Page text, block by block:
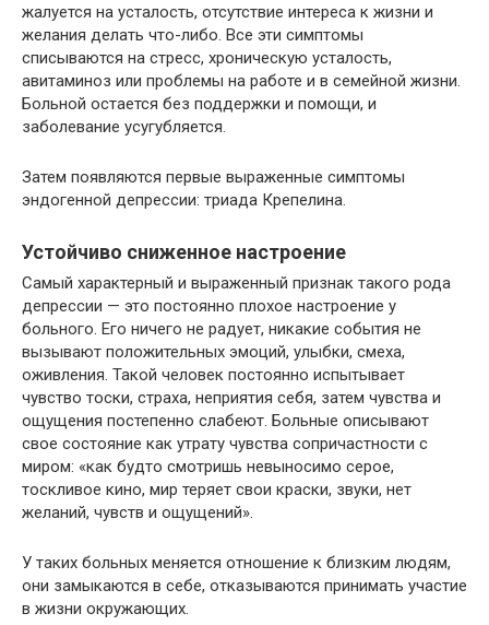
жалуется на усталость, отсутствие интереса к жизни и
желания делать что-либо. Все эти симптомы
списываются на стресс, хроническую усталость,
авитаминоз или проблемы на работе и в семейной жизни.
Больной остается без поддержки и помощи, и
заболевание усугубляется.
Затем появляются первые выраженные симптомы
эндогенной депрессии: триада Крепелина.
Устойчиво сниженное настроение
Самый характерный и выраженный признак такого рода
депрессии — это постоянно плохое настроение у
больного. Его ничего не радует, никакие события не
вызывают положительных эмоций, улыбки, смеха,
оживления. Такой человек постоянно испытывает
чувство тоски, страха, неприятия себя, затем чувства и
ощущения постепенно слабеют. Больные описывают
свое состояние как утрату чувства сопричастности с
миром: «как будто смотришь невыносимо серое,
тоскливое кино, мир теряет свои краски, звуки, нет
желаний, чувств и ощущений».
У таких больных меняется отношение к близким людям,
они замыкаются в себе, отказываются принимать участие
в жизни окружающих.